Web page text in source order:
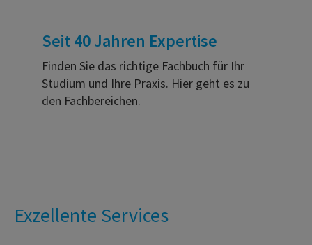
Seit 40 Jahren Expertise
Finden Sie das richtige Fachbuch für Ihr
Studium und Ihre Praxis. Hier geht es zu
den Fachbereichen.
Exzellente Services